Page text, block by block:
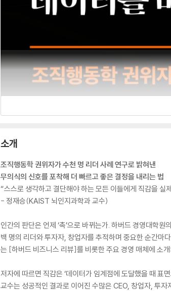
소개
조직행동학 권위자가 수천 명 리더 사례 연구로 밝혀낸
무의식의 신호를 포착해 더 빠르고 좋은 결정을 내리는 법
“스스로 생각하고 결단해야 하는 모든 이들에게 직감을 실
- 정재승(KAIST 뇌인지과학과 교수)
인간의 판단은 언제 ‘촉’으로 바뀌는가. 하버드 경영대학
백 명의 리더와 투자자, 창업자를 추적하며 중요한 순간마
는 [하버드 비즈니스 리뷰]를 비롯한 주요 경영 매체에 소
저자에 따르면 직감은 ‘데이터가 임계점에 도달했을 때 표
교수는 성공적인 결과로 이어진 수많은 CEO, 창업자, 투